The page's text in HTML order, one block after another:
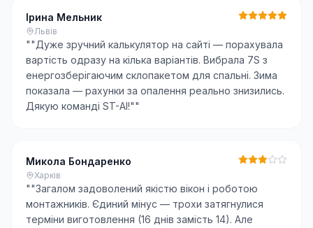
Ірина Мельник
Львів
""Дуже зручний калькулятор на сайті — порахувала
вартість одразу на кілька варіантів. Вибрала 7S з
енергозберігаючим склопакетом для спальні. Зима
показала — рахунки за опалення реально знизились.
Дякую команді ST-AI!""
Микола Бондаренко
Харків
""Загалом задоволений якістю вікон і роботою
монтажників. Єдиний мінус — трохи затягнулися
терміни виготовлення (16 днів замість 14). Але